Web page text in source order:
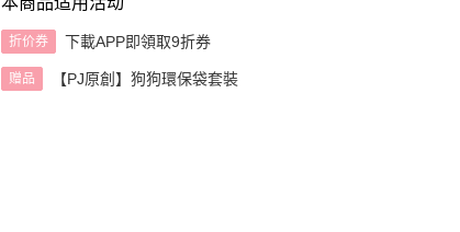
折价券 下載APP即領取9折券
赠品 【PJ原創】狗狗環保袋套裝